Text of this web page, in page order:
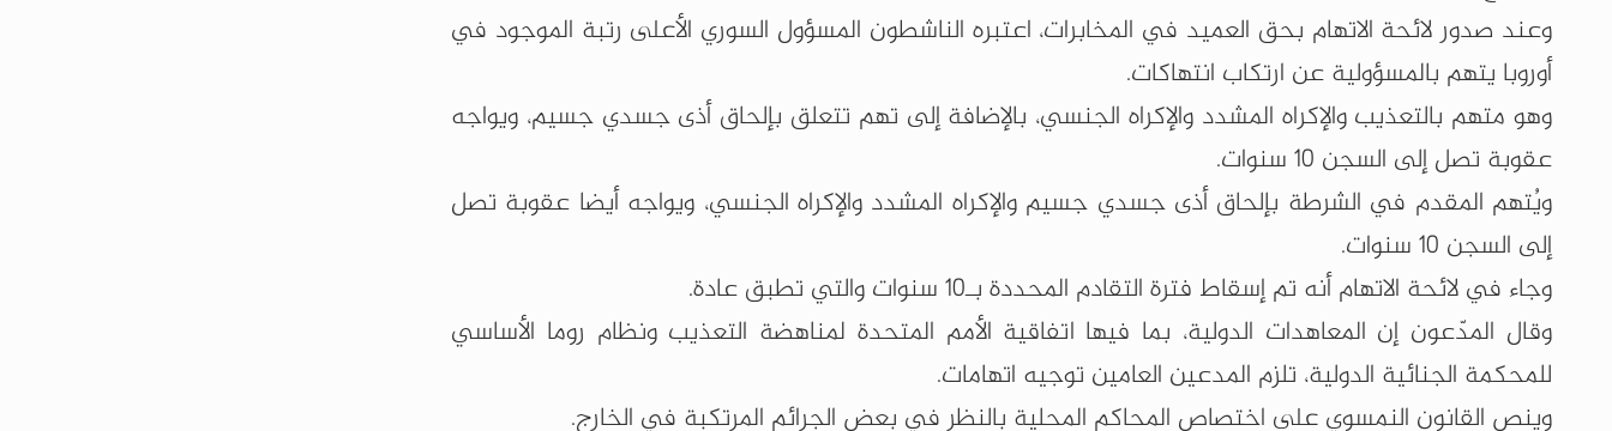
وعند صدور لائحة الاتهام بحق العميد في المخابرات، اعتبره الناشطون المسؤول السوري الأعلى رتبة الموجود في
أوروبا يتهم بالمسؤولية عن ارتكاب انتهاكات.
وهو متهم بالتعذيب والإكراه المشدد والإكراه الجنسي، بالإضافة إلى تهم تتعلق بإلحاق أذى جسدي جسيم، ويواجه
عقوبة تصل إلى السجن 10 سنوات.
ويُتهم المقدم في الشرطة بإلحاق أذى جسدي جسيم والإكراه المشدد والإكراه الجنسي، ويواجه أيضا عقوبة تصل
إلى السجن 10 سنوات.
وجاء في لائحة الاتهام أنه تم إسقاط فترة التقادم المحددة بـ10 سنوات والتي تطبق عادة.
وقال المدّعون إن المعاهدات الدولية، بما فيها اتفاقية الأمم المتحدة لمناهضة التعذيب ونظام روما الأساسي
للمحكمة الجنائية الدولية، تلزم المدعين العامين توجيه اتهامات.
وينص القانون النمسوي على اختصاص المحاكم المحلية بالنظر في بعض الجرائم المرتكبة في الخارج.